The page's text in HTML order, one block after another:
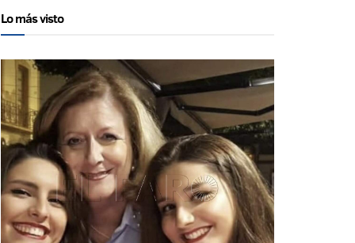
Lo más visto